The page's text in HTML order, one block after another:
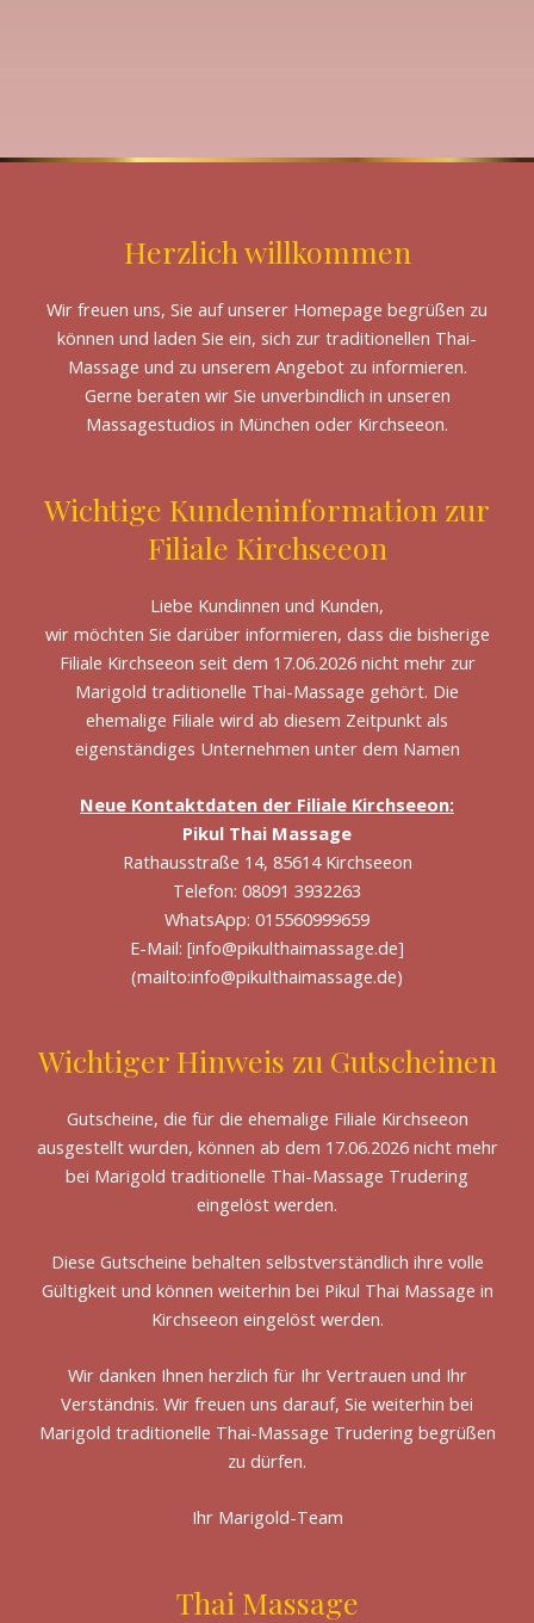
Herzlich willkommen
Wir freuen uns, Sie auf unserer Homepage begrüßen zu
können und laden Sie ein, sich zur traditionellen Thai-
Massage und zu unserem Angebot zu informieren.
Gerne beraten wir Sie unverbindlich in unseren
Massagestudios in München oder Kirchseeon.
Wichtige Kundeninformation zur
Filiale Kirchseeon
Liebe Kundinnen und Kunden,
wir möchten Sie darüber informieren, dass die bisherige
Filiale Kirchseeon seit dem 17.06.2026 nicht mehr zur
Marigold traditionelle Thai-Massage gehört. Die
ehemalige Filiale wird ab diesem Zeitpunkt als
eigenständiges Unternehmen unter dem Namen
Neue Kontaktdaten der Filiale Kirchseeon:
Pikul Thai Massage
Rathausstraße 14, 85614 Kirchseeon
Telefon: 08091 3932263
WhatsApp: 015560999659
E-Mail: [info@pikulthaimassage.de]
(mailto:info@pikulthaimassage.de)
Wichtiger Hinweis zu Gutscheinen
Gutscheine, die für die ehemalige Filiale Kirchseeon
ausgestellt wurden, können ab dem 17.06.2026 nicht mehr
bei Marigold traditionelle Thai-Massage Trudering
eingelöst werden.
Diese Gutscheine behalten selbstverständlich ihre volle
Gültigkeit und können weiterhin bei Pikul Thai Massage in
Kirchseeon eingelöst werden.
Wir danken Ihnen herzlich für Ihr Vertrauen und Ihr
Verständnis. Wir freuen uns darauf, Sie weiterhin bei
Marigold traditionelle Thai-Massage Trudering begrüßen
zu dürfen.
Ihr Marigold-Team
Thai Massage